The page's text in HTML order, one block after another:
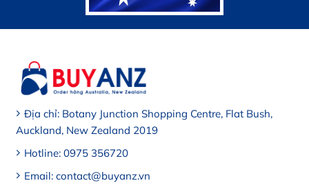
Địa chỉ: Botany Junction Shopping Centre, Flat Bush,
Auckland, New Zealand 2019
Hotline: 0975 356720
Email: contact@buyanz.vn